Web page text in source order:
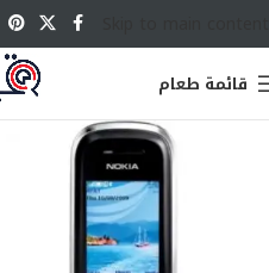
قائمة طعام